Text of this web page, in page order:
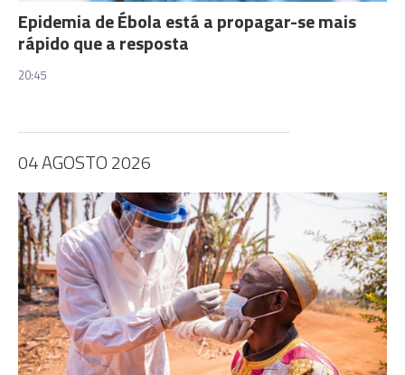
Epidemia de Ébola está a propagar-se mais
rápido que a resposta
20:45
04 AGOSTO 2026